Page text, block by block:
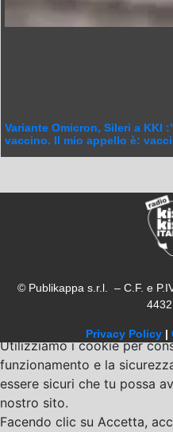
Variante Omicron, Sileri a KKI
vaccino. Il mio appello è:
© Publikappa s.r.l. – C.F. e
Privacy Policy |
Utilizziamo i cookie per
funzionamento e la
essere sicuri che tu possa
nostro sito.
Facendo clic su Accetta,